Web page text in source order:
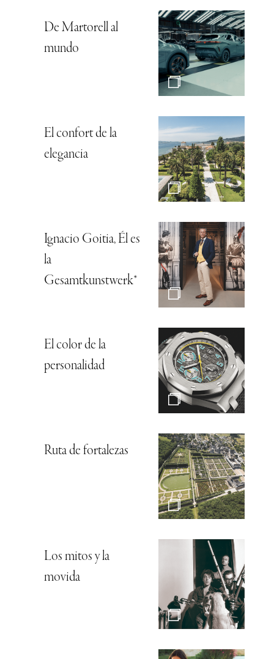
De Martorell al
mundo
El confort de la
elegancia
Ignacio Goitia, Él es
la
Gesamtkunstwerk*
El color de la
personalidad
Ruta de fortalezas
Los mitos y la
movida